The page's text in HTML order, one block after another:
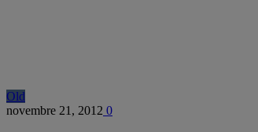
Old
novembre 21, 2012 0